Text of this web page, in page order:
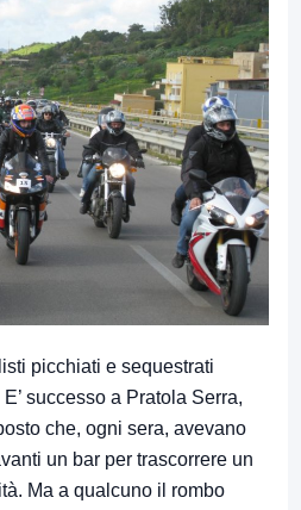
picchiati e sequestrati
successo a Pratola Serra,
che, ogni sera, avevano
un bar per trascorrere un
Ma a qualcuno il rombo